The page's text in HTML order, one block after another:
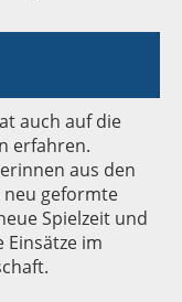
auch auf die
erfahren.
aus den
neu geformte
Spielzeit und
im